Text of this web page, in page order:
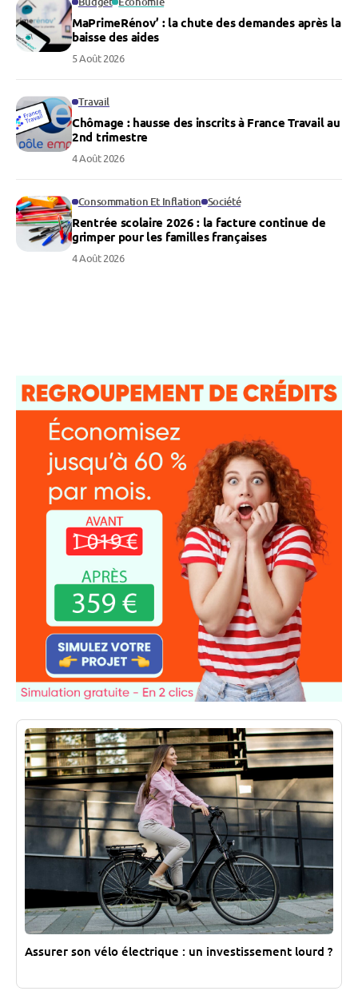
MaPrimeRénov’ : la chute des demandes après la
baisse des aides
5 Août 2026
Travail
Chômage : hausse des inscrits à France Travail au
2nd trimestre
4 Août 2026
Consommation Et Inflation Société
Rentrée scolaire 2026 : la facture continue de
grimper pour les familles françaises
4 Août 2026
Assurer son vélo électrique : un investissement lourd ?